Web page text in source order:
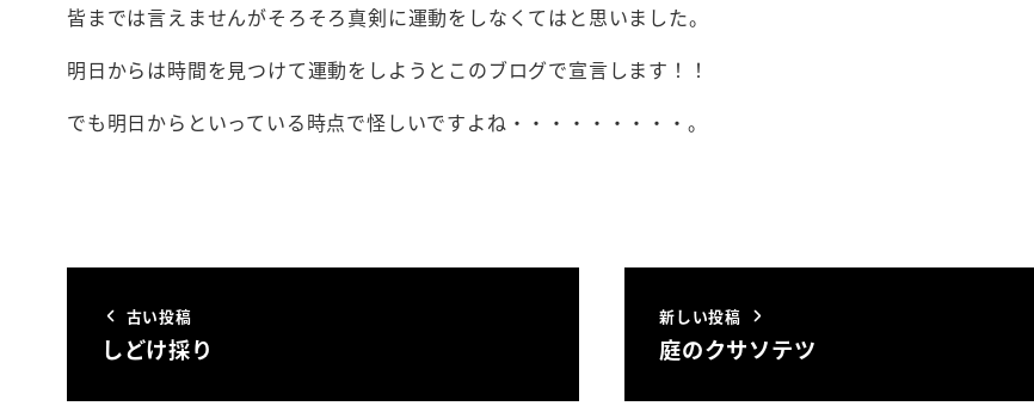
皆までは言えませんがそろそろ真剣に運動をしなくてはと思いました。
明日からは時間を見つけて運動をしようとこのブログで宣言します！！
でも明日からといっている時点で怪しいですよね・・・・・・・・・。
古い投稿
しどけ採り
新しい投稿
庭のクサソテツ